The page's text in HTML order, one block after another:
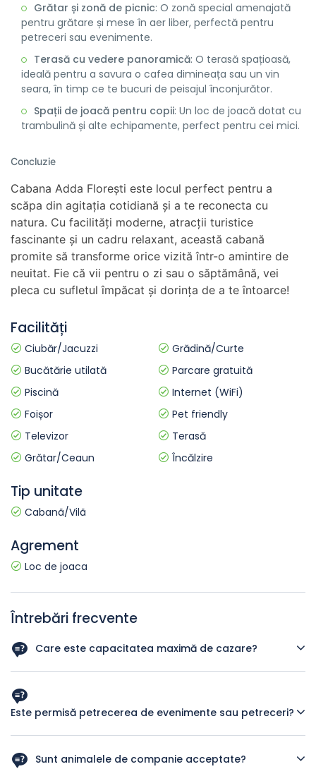
Grătar și zonă de picnic: O zonă special amenajată
pentru grătare și mese în aer liber, perfectă pentru
petreceri sau evenimente.
Terasă cu vedere panoramică: O terasă spațioasă,
ideală pentru a savura o cafea dimineața sau un vin
seara, în timp ce te bucuri de peisajul înconjurător.
Spații de joacă pentru copii: Un loc de joacă dotat cu
trambulină și alte echipamente, perfect pentru cei mici.
Concluzie
Cabana Adda Florești este locul perfect pentru a
scăpa din agitația cotidiană și a te reconecta cu
natura. Cu facilități moderne, atracții turistice
fascinante și un cadru relaxant, această cabană
promite să transforme orice vizită într-o amintire de
neuitat. Fie că vii pentru o zi sau o săptămână, vei
pleca cu sufletul împăcat și dorința de a te întoarce!
Facilități
Ciubăr/Jacuzzi
Grădină/Curte
Bucătărie utilată
Parcare gratuită
Piscină
Internet (WiFi)
Foișor
Pet friendly
Televizor
Terasă
Grătar/Ceaun
Încălzire
Tip unitate
Cabanã/Vilã
Agrement
Loc de joaca
Întrebări frecvente
Care este capacitatea maximă de cazare?
Este permisă petrecerea de evenimente sau petreceri?
Sunt animalele de companie acceptate?